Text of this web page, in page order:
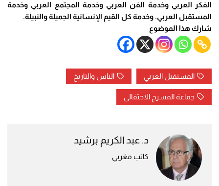
الفكر العربي وخدمة الفن العربي وخدمة المجتمع العربي وخدمة
المستقبل العربي. وخدمة كل القيم الإنسانية الجميلة والنبيلة.
شارك هذا الموضوع
المستقبل العربي الناس والتاريخ
جماعة المسرح الاحتفالي
د. عبد الكريم برشيد
كاتب مغربي